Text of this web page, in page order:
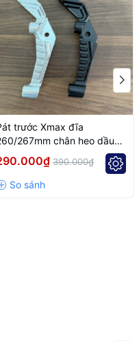
trước Xmax đĩa
267mm chân heo dầu
100mm
390.000₫